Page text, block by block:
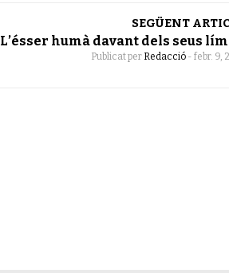
SEGÜENT
L’ésser humà davant dels seus
Publicat per Redacció - febr. 9,